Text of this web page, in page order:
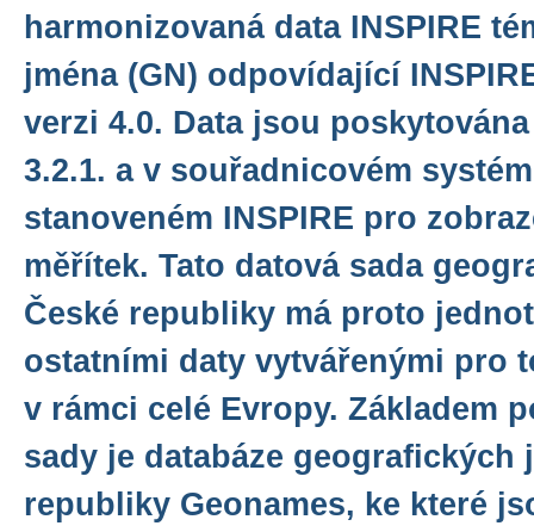
harmonizovaná data INSPIRE
jména (GN) odpovídající
verzi 4.0. Data jsou
3.2.1. a v souřadnicovém
stanoveném INSPIRE pro
měřítek. Tato datová sada
České republiky má proto
ostatními daty vytvářenými pro
v rámci celé Evropy. Základem
sady je databáze geografických
republiky Geonames, ke které